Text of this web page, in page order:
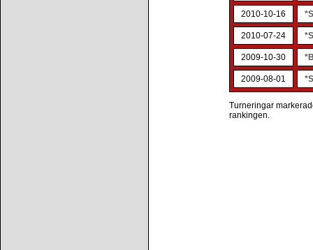
2010-10-16
2010-07-24
2009-10-30
2009-08-01
Turneringar
rankingen.